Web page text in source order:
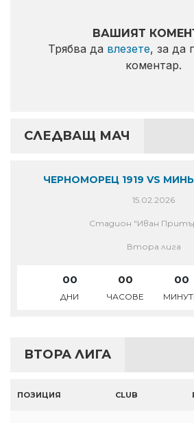
ВАШИЯТ
Трябва да влезете, за да
коментар.
СЛЕДВАЩ МАЧ
ЧЕРНОМОРЕЦ 1919 VS
15.02.2026
Стадион "Иван
Втора лига
00
ДНИ
00
ЧАСОВЕ
00
ВТОРА ЛИГА
ПОЗИЦИЯ CLUB